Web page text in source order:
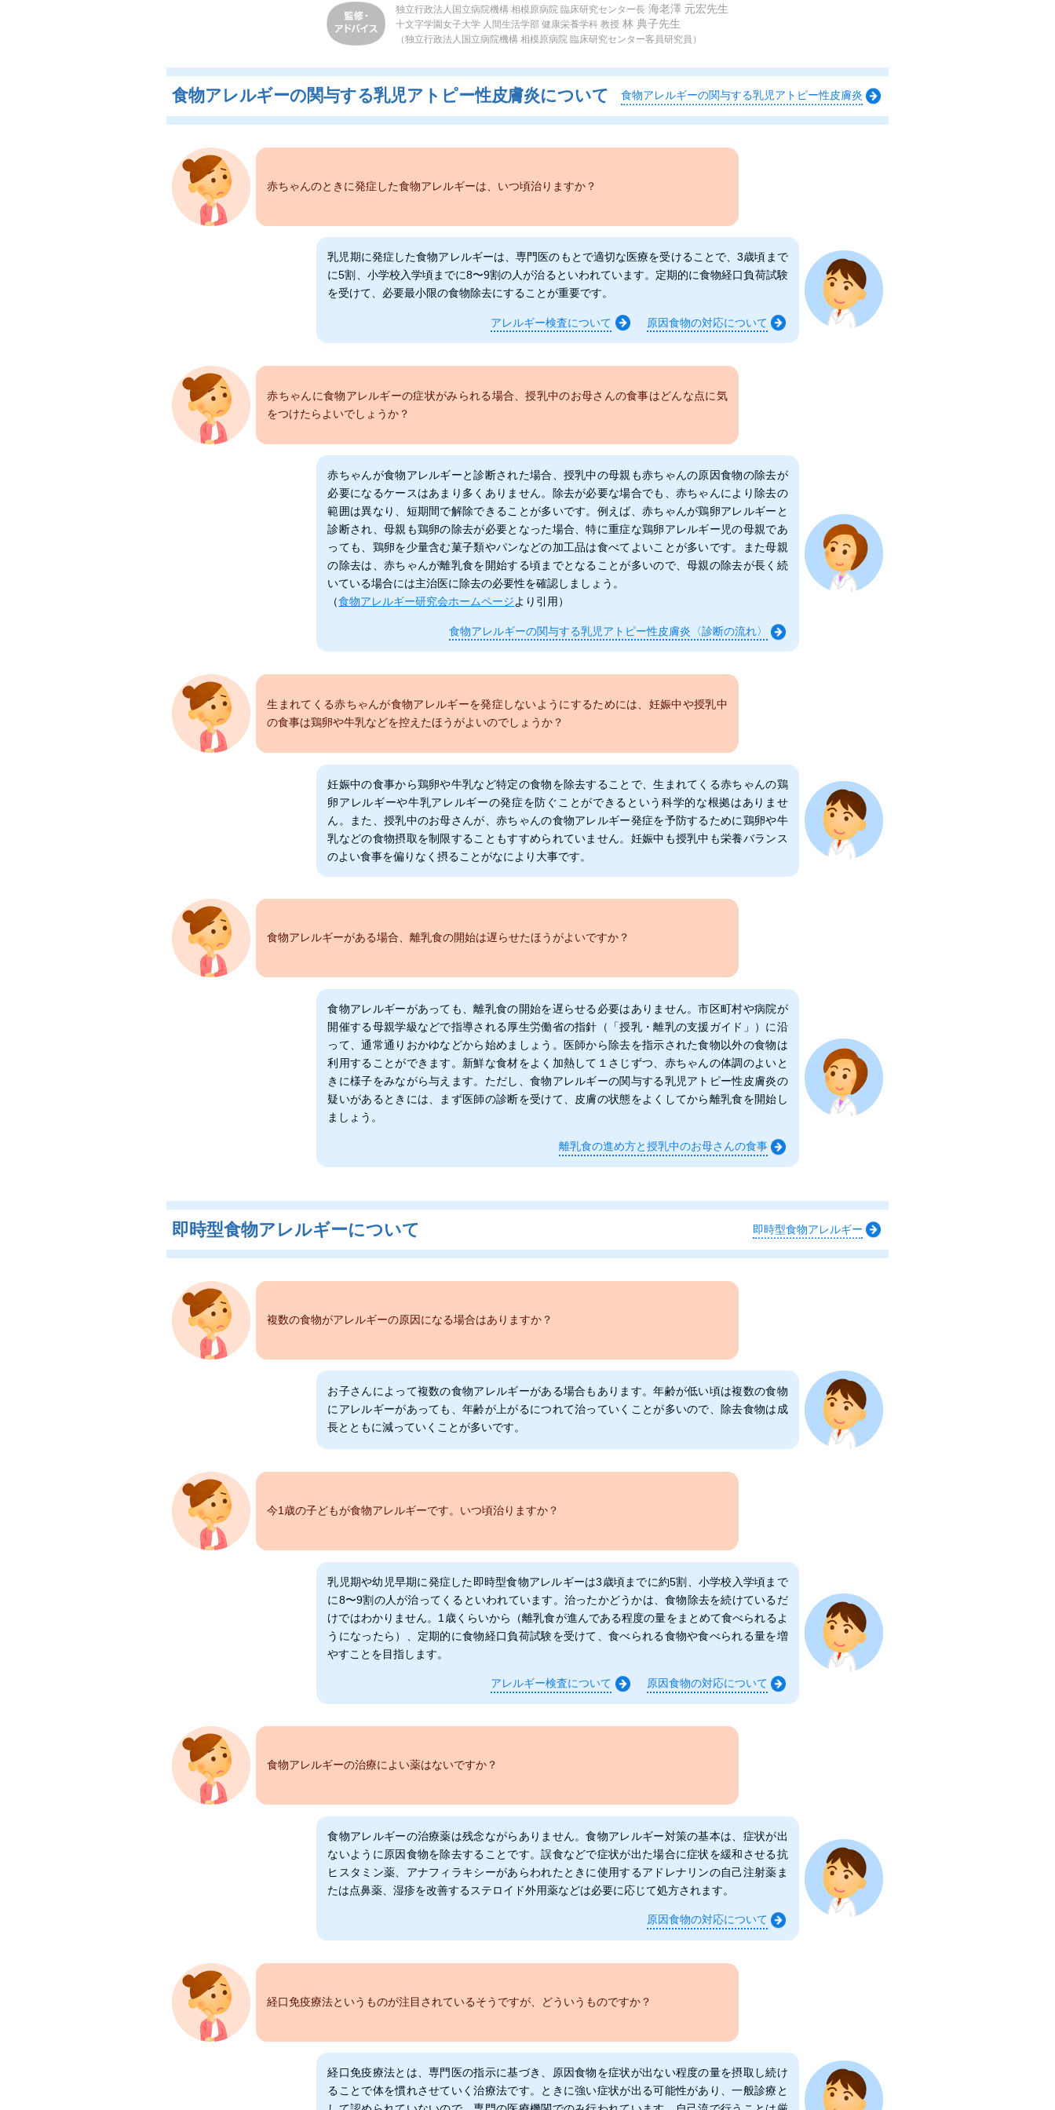
独立行政法人国立病院機構 相模原病院 臨床研究センター長 海老澤 元宏先生
十文字学園女子大学 人間生活学部 健康栄養学科 教授 林 典子先生
（独立行政法人国立病院機構 相模原病院 臨床研究センター客員研究員）
食物アレルギーの関与する乳児アトピー性皮膚炎について 食物アレルギーの関与する乳児アトピー性皮膚炎
赤ちゃんのときに発症した食物アレルギーは、いつ頃治りますか？
乳児期に発症した食物アレルギーは、専門医のもとで適切な医療を受けることで、3歳頃まで
に5割、小学校入学頃までに8〜9割の人が治るといわれています。定期的に食物経口負荷試験
を受けて、必要最小限の食物除去にすることが重要です。
アレルギー検査について 原因食物の対応について
赤ちゃんに食物アレルギーの症状がみられる場合、授乳中のお母さんの食事はどんな点に気
をつけたらよいでしょうか？
赤ちゃんが食物アレルギーと診断された場合、授乳中の母親も赤ちゃんの原因食物の除去が
必要になるケースはあまり多くありません。除去が必要な場合でも、赤ちゃんにより除去の
範囲は異なり、短期間で解除できることが多いです。例えば、赤ちゃんが鶏卵アレルギーと
診断され、母親も鶏卵の除去が必要となった場合、特に重症な鶏卵アレルギー児の母親であ
っても、鶏卵を少量含む菓子類やパンなどの加工品は食べてよいことが多いです。また母親
の除去は、赤ちゃんが離乳食を開始する頃までとなることが多いので、母親の除去が長く続
いている場合には主治医に除去の必要性を確認しましょう。
（食物アレルギー研究会ホームページより引用）
食物アレルギーの関与する乳児アトピー性皮膚炎〈診断の流れ〉
生まれてくる赤ちゃんが食物アレルギーを発症しないようにするためには、妊娠中や授乳中
の食事は鶏卵や牛乳などを控えたほうがよいのでしょうか？
妊娠中の食事から鶏卵や牛乳など特定の食物を除去することで、生まれてくる赤ちゃんの鶏
卵アレルギーや牛乳アレルギーの発症を防ぐことができるという科学的な根拠はありませ
ん。また、授乳中のお母さんが、赤ちゃんの食物アレルギー発症を予防するために鶏卵や牛
乳などの食物摂取を制限することもすすめられていません。妊娠中も授乳中も栄養バランス
のよい食事を偏りなく摂ることがなにより大事です。
食物アレルギーがある場合、離乳食の開始は遅らせたほうがよいですか？
食物アレルギーがあっても、離乳食の開始を遅らせる必要はありません。市区町村や病院が
開催する母親学級などで指導される厚生労働省の指針（「授乳・離乳の支援ガイド」）に沿
って、通常通りおかゆなどから始めましょう。医師から除去を指示された食物以外の食物は
利用することができます。新鮮な食材をよく加熱して１さじずつ、赤ちゃんの体調のよいと
きに様子をみながら与えます。ただし、食物アレルギーの関与する乳児アトピー性皮膚炎の
疑いがあるときには、まず医師の診断を受けて、皮膚の状態をよくしてから離乳食を開始し
ましょう。
離乳食の進め方と授乳中のお母さんの食事
即時型食物アレルギーについて 即時型食物アレルギー
複数の食物がアレルギーの原因になる場合はありますか？
お子さんによって複数の食物アレルギーがある場合もあります。年齢が低い頃は複数の食物
にアレルギーがあっても、年齢が上がるにつれて治っていくことが多いので、除去食物は成
長とともに減っていくことが多いです。
今1歳の子どもが食物アレルギーです。いつ頃治りますか？
乳児期や幼児早期に発症した即時型食物アレルギーは3歳頃までに約5割、小学校入学頃まで
に8〜9割の人が治ってくるといわれています。治ったかどうかは、食物除去を続けているだ
けではわかりません。1歳くらいから（離乳食が進んである程度の量をまとめて食べられるよ
うになったら）、定期的に食物経口負荷試験を受けて、食べられる食物や食べられる量を増
やすことを目指します。
アレルギー検査について 原因食物の対応について
食物アレルギーの治療によい薬はないですか？
食物アレルギーの治療薬は残念ながらありません。食物アレルギー対策の基本は、症状が出
ないように原因食物を除去することです。誤食などで症状が出た場合に症状を緩和させる抗
ヒスタミン薬、アナフィラキシーがあらわれたときに使用するアドレナリンの自己注射薬ま
たは点鼻薬、湿疹を改善するステロイド外用薬などは必要に応じて処方されます。
原因食物の対応について
経口免疫療法というものが注目されているそうですが、どういうものですか？
経口免疫療法とは、専門医の指示に基づき、原因食物を症状が出ない程度の量を摂取し続け
ることで体を慣れさせていく治療法です。ときに強い症状が出る可能性があり、一般診療と